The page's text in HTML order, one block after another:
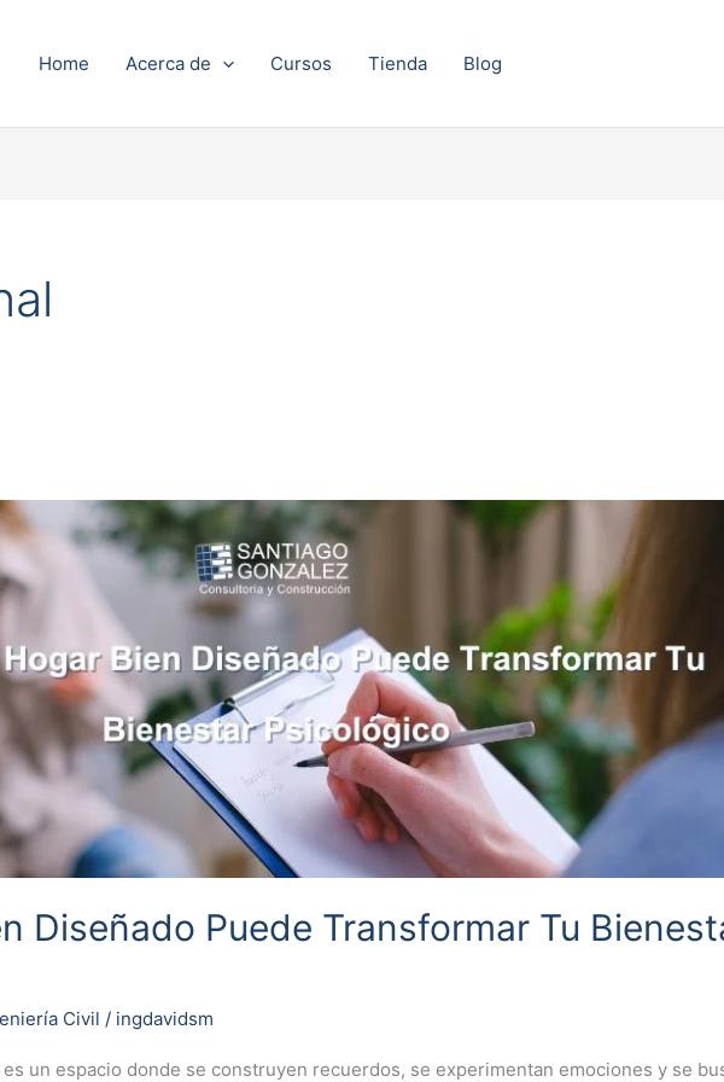
Home Acerca de Cursos Tienda Blog
Diseñado Puede Transformar Tu
Civil / ingdavidsm
un espacio donde se construyen recuerdos, se experimentan emociones y se